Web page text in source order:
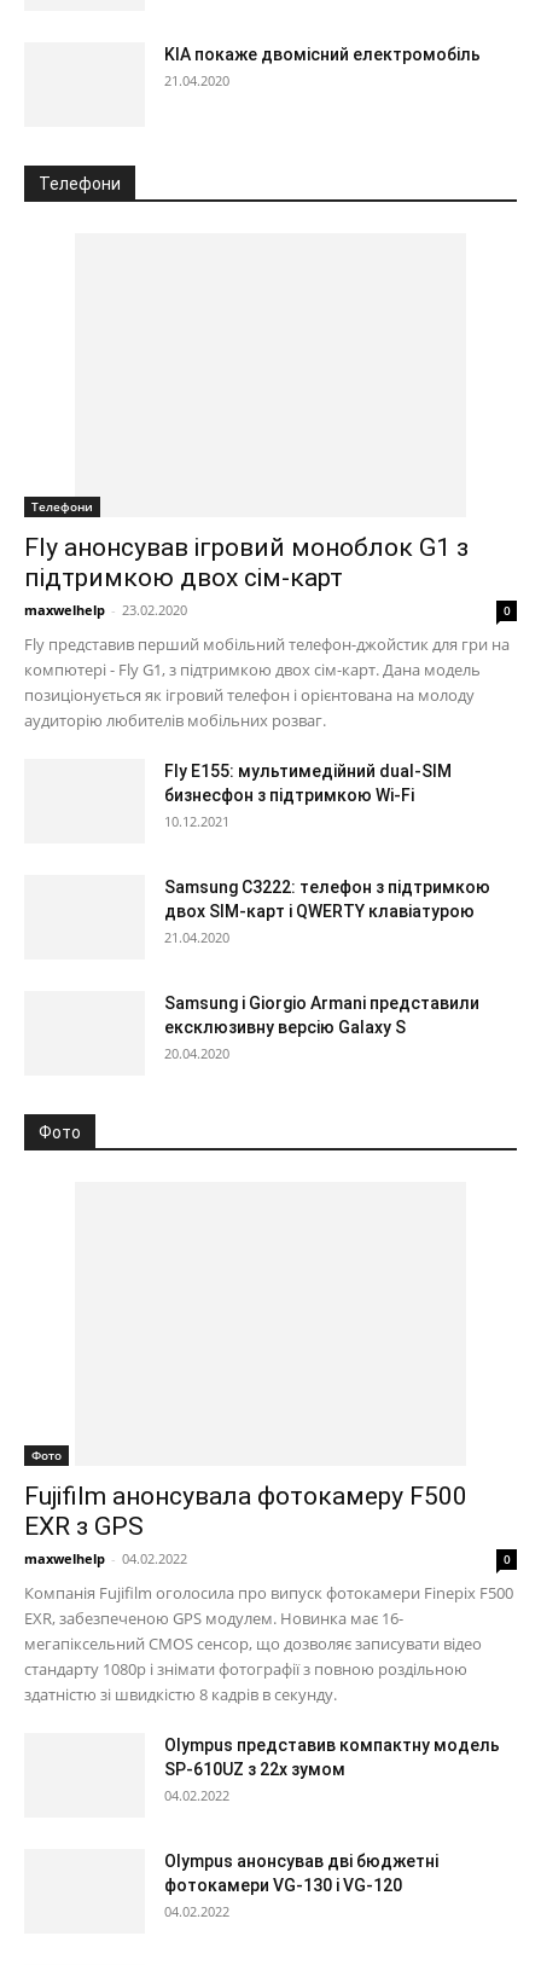
KIA покаже двомісний електромобіль
21.04.2020
Телефони
Телефони
Fly анонсував ігровий моноблок G1 з
підтримкою двох сім-карт
maxwelhelp - 23.02.2020 0
Fly представив перший мобільний телефон-джойстик для гри на
компютері - Fly G1, з підтримкою двох сім-карт. Дана модель
позиціонується як ігровий телефон і орієнтована на молоду
аудиторію любителів мобільних розваг.
Fly E155: мультимедійний dual-SIM
бизнесфон з підтримкою Wi-Fi
10.12.2021
Samsung C3222: телефон з підтримкою
двох SIM-карт і QWERTY клавіатурою
21.04.2020
Samsung і Giorgio Armani представили
ексклюзивну версію Galaxy S
20.04.2020
Фото
Фото
Fujifilm анонсувала фотокамеру F500
EXR з GPS
maxwelhelp - 04.02.2022 0
Компанія Fujifilm оголосила про випуск фотокамери Finepix F500
EXR, забезпеченою GPS модулем. Новинка має 16-
мегапіксельний CMOS сенсор, що дозволяє записувати відео
стандарту 1080p і знімати фотографії з повною роздільною
здатністю зі швидкістю 8 кадрів в секунду.
Olympus представив компактну модель
SP-610UZ з 22х зумом
04.02.2022
Olympus анонсував дві бюджетні
фотокамери VG-130 і VG-120
04.02.2022